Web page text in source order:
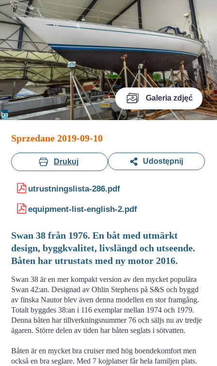
Galeria zdjęć
Sprzedane 2019-09-10
Drukuj Udostępnij
utrustningslista-286.pdf
equipment-list-english-2.pdf
Swan 38 från 1976. En båt med utmärkt
design, byggkvalitet, livslängd och utseende.
Båten har utrustats med ny motor 2016.
Swan 38 är en mer kompakt version av den mycket populära
Swan 42:an. Designad av Ohlin Stephens på S&S och byggd
av finska Nautor blev även denna modellen en stor framgång.
Totalt byggdes 38:an i 116 exemplar mellan 1974 och 1979.
Denna båten har tillverkningsnummer 76 och säljs nu av tredje
ägaren. Större delen av tiden har båten seglats i sötvatten.
Båten är en mycket bra cruiser med hög boendekomfort men
också en bra seglare. Med 7 kojplatser får hela familjen plats.